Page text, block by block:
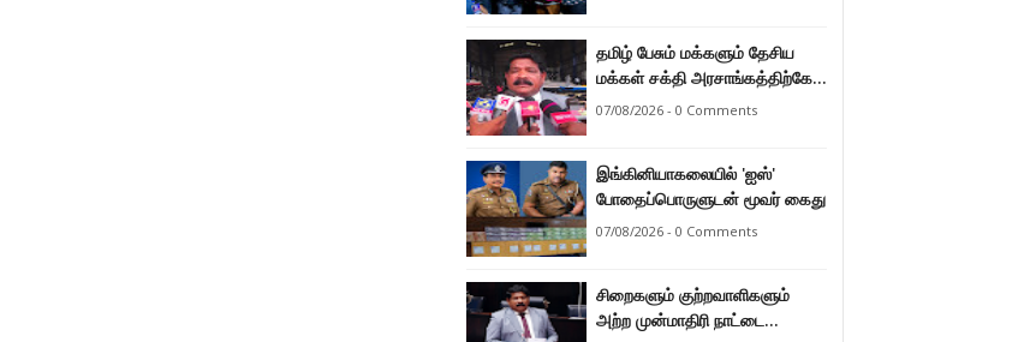
நுவரெலியா மாநகர சபை பிரதி
முதல்வர் எஸ். யோகராஜா
தமிழ் பேசும் மக்களும் தேசிய
மக்கள் சக்தி அரசாங்கத்திற்கே
ஆணையளித்துள்ளனர் –
07/08/2026 - 0 Comments
இங்கினியாகலையில் 'ஐஸ்'
போதைப்பொருளுடன் மூவர் கைது
07/08/2026 - 0 Comments
சிறைகளும் குற்றவாளிகளும்
அற்ற முன்மாதிரி நாட்டை